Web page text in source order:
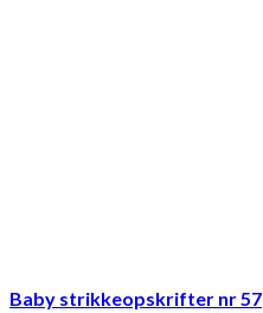
Baby strikkeopskrifter nr 57